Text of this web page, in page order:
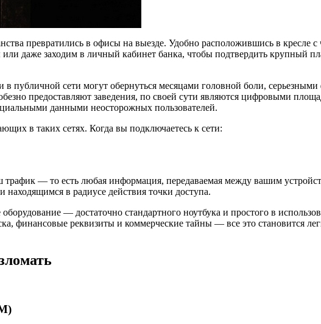
превратились в офисы на выезде. Удобно расположившись в кресле
даже заходим в личный кабинет банка, чтобы подтвердить крупный
публичной сети могут обернуться месяцами головной боли,
предоставляют заведения, по своей сути являются цифровыми
данными неосторожных пользователей.
в таких сетях. Когда вы подключаетесь к сети:
трафик — то есть любая информация, передаваемая между вашим
в радиусе действия точки доступа.
— достаточно стандартного ноутбука и простого в
финансовые реквизиты и коммерческие тайны — все это становится